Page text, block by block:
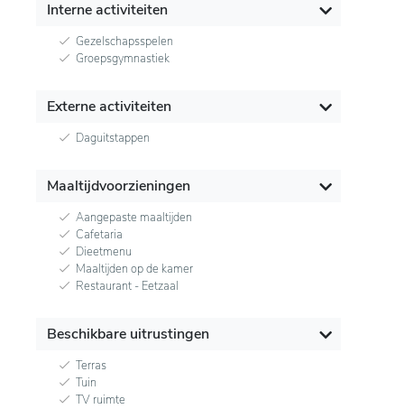
Interne activiteiten
Gezelschapsspelen
Groepsgymnastiek
Externe activiteiten
Daguitstappen
Maaltijdvoorzieningen
Aangepaste maaltijden
Cafetaria
Dieetmenu
Maaltijden op de kamer
Restaurant - Eetzaal
Beschikbare uitrustingen
Terras
Tuin
TV ruimte